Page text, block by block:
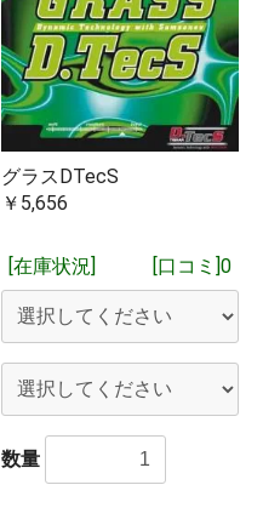
グラスDTecS
￥5,656
[在庫状況] [口コミ]0
数量